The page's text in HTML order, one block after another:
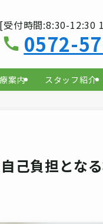
案内 スタッフ紹介
[受付時間:8:30-12:30
0572-
己負担とな